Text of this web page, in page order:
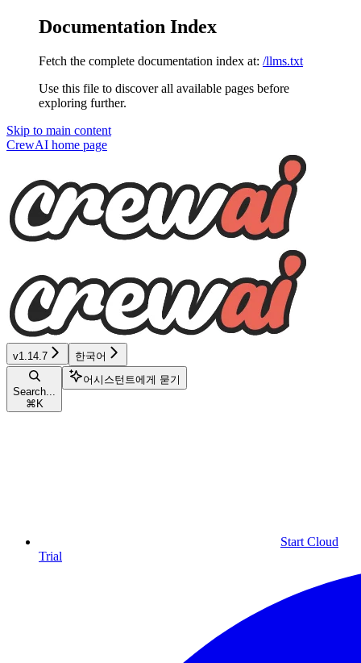
Documentation Index
Fetch the complete documentation index at: /llms.txt
Use this file to discover all available pages before
exploring further.
Skip to main content
CrewAI home page
v1.14.7 한국어
Search...
⌘ K
어시스턴트에게 묻기
Start Cloud
Trial